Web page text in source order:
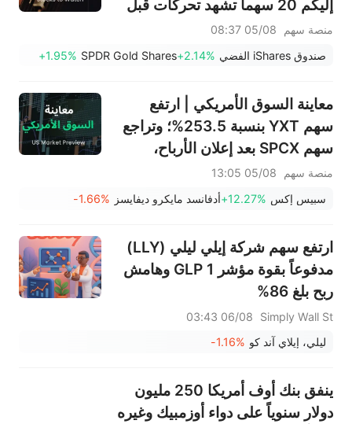
إليكم 20 سهماً تشهد تحركات قبل
افتتاح السوق (4 أغسطس)
منصة سهم
05/08 08:37
صندوق iShares الفضي
+2.14%
SPDR Gold Shares
+1.95%
معاينة السوق الأمريكي | ارتفع
سهم YXT بنسبة 253.5%؛ وتراجع
سهم SPCX بعد إعلان الأرباح،
وينتهي حظر التداول يوم الخميس؛
وستعلن شركتا SNDK وWDC عن
تقول إن مضيق هرمز لن يُفتح فورًا
منصة سهم
05/08 13:05
سبيس إكس +12.27%أدفانسد مايكرو ديفايسز -1.66%
ارتفع سهم شركة إيلي ليلي (LLY)
مدفوعاً بقوة مؤشر GLP 1 وهامش
ربح بلغ 86%
Simply Wall St
06/08 03:43
ليلي، إيلاي آند كو -1.16%
ينفق بنك أوف أمريكا 250 مليون
دولار سنوياً على دواء أوزمبيك وغيره